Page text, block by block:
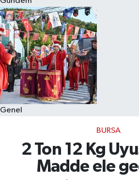
Genel
BURSA
2 Ton 12 Kg
Madde ele
Eğitim
Sağlık
Dünya
Magazin
Kültür & Sanat
Teknoloji